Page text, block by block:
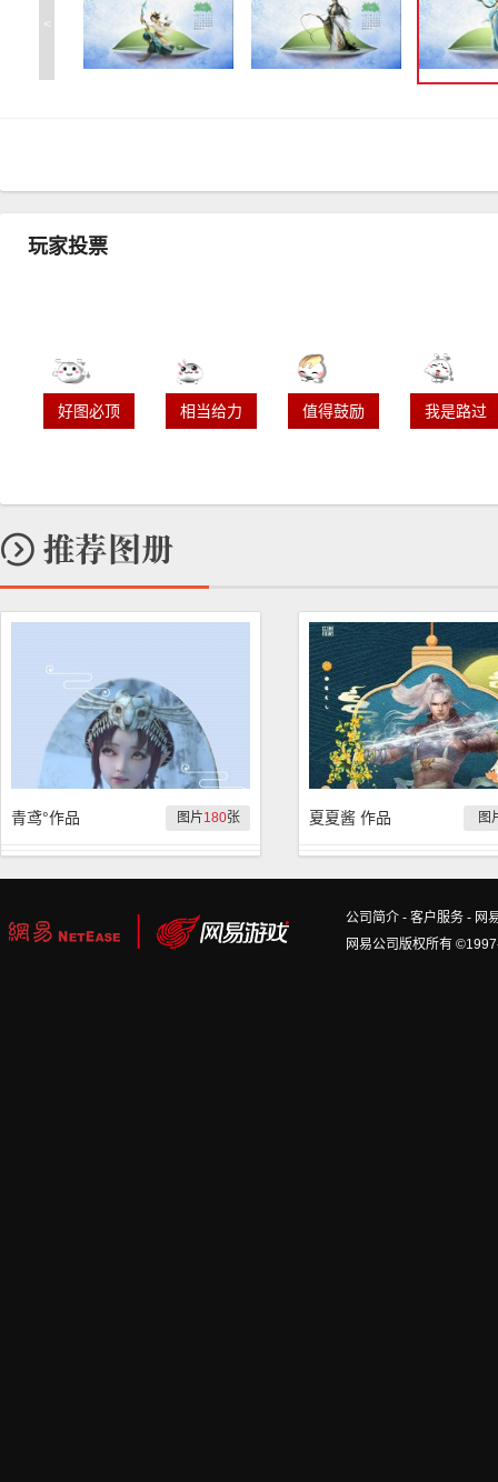
<
玩家投票
好图必顶 相当给力 值得鼓励 我是路过
图片180张
青鸢°作品 图
夏夏酱 作品
公司简介 - 客户服务 - 网
网易公司版权所有